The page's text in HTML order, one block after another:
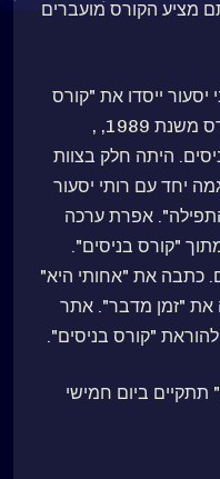
מציע הקורס מועברים
ייסדו את "קורס
בניסים ישראל". מלמדת את הקורס משנת 1989, ,
היתה חלק בצוות
יחד עם רותי יסעור
אפרת ערכה
"קורס בניסים".
כתבה את "אחותי היא"
"זמן מדבר". אתר
"קורס בניסים".
ביום חמישי